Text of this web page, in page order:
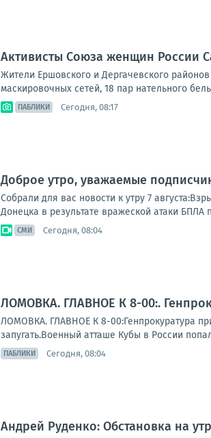
Активисты Союза женщин России
Жители Ершовского и Дергачевского
маскировочных сетей, 18 пар нательного
ПАБЛИКИ Сегодня, 08:17
Доброе утро, уважаемые
Собрали для вас новости к утру 7
Донецка в результате вражеской атаки
СМИ Сегодня, 08:04
ЛОМОВКА. ГЛАВНОЕ К 8-00:.
ЛОМОВКА. ГЛАВНОЕ К 8-00:Генпрокуратура
запугать.Военный атташе Кубы в России
ПАБЛИКИ Сегодня, 08:04
Андрей Руденко: Обстановка на